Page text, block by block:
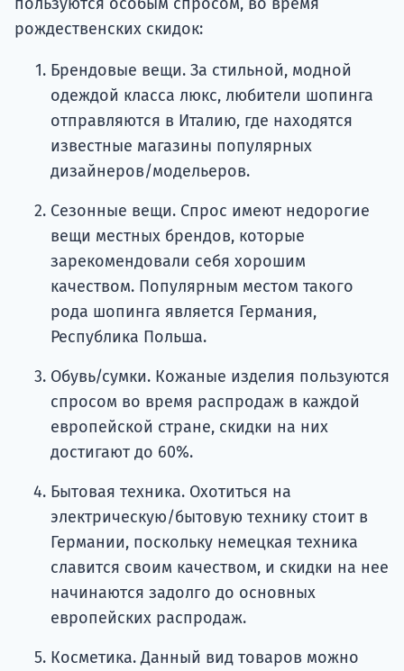
рождественских скидок:
Брендовые вещи. За стильной, модной
одеждой класса люкс, любители шопинга
отправляются в Италию, где находятся
известные магазины популярных
дизайнеров/модельеров.
Сезонные вещи. Спрос имеют недорогие
вещи местных брендов, которые
зарекомендовали себя хорошим
качеством. Популярным местом такого
рода шопинга является Германия,
Республика Польша.
Обувь/сумки. Кожаные изделия пользуются
спросом во время распродаж в каждой
европейской стране, скидки на них
достигают до 60%.
Бытовая техника. Охотиться на
электрическую/бытовую технику стоит в
Германии, поскольку немецкая техника
славится своим качеством, и скидки на нее
начинаются задолго до основных
европейских распродаж.
Косметика. Данный вид товаров можно